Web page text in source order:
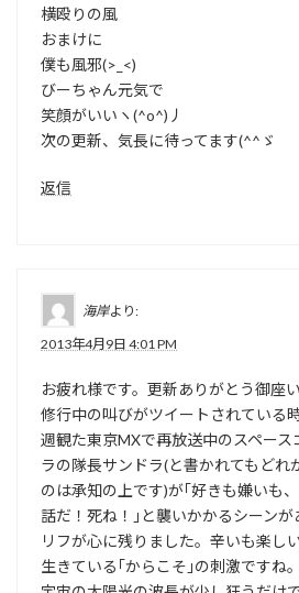
横殴りの風
おまけに
僕も風邪(>_<)
びーちゃん元気で
笑顔がいいヽ(^o^)丿
次の更新、気長に待ってます(^^ゞ
返信
海岸より:
2013年4月9日 4:01 PM
お疲れ様です。更新ありがとう御座
修行中の叫びがツイートされている
週観た東京MXで再放送中のスペース
ラの隊長サンドラ(と書かれてもどれ
のは承知の上です)が｢好きも嫌いも
話だ！死ね！｣と襲いかかるシーン
リフが心に残りました。辛いも楽し
生きている｢からこそ｣の刺激ですね